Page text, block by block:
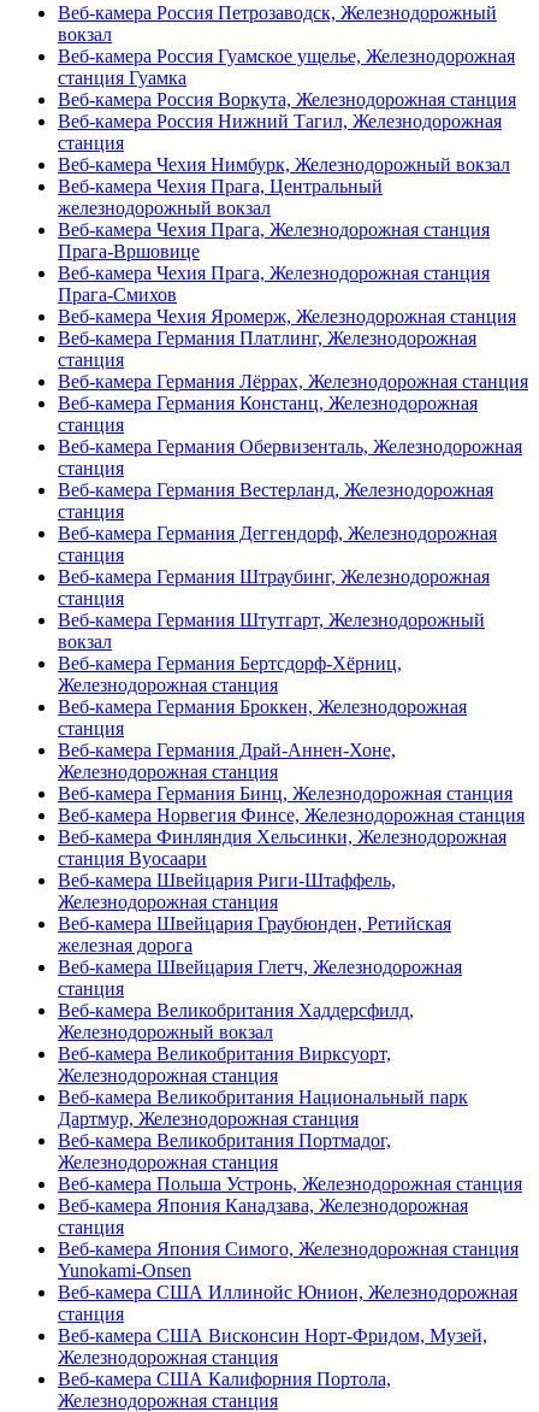
Веб-камера Россия Петрозаводск, Железнодорожный
вокзал
Веб-камера Россия Гуамское ущелье, Железнодорожная
станция Гуамка
Веб-камера Россия Воркута, Железнодорожная станция
Веб-камера Россия Нижний Тагил, Железнодорожная
станция
Веб-камера Чехия Нимбурк, Железнодорожный вокзал
Веб-камера Чехия Прага, Центральный
железнодорожный вокзал
Веб-камера Чехия Прага, Железнодорожная станция
Прага-Вршовице
Веб-камера Чехия Прага, Железнодорожная станция
Прага-Смихов
Веб-камера Чехия Яромерж, Железнодорожная станция
Веб-камера Германия Платлинг, Железнодорожная
станция
Веб-камера Германия Лёррах, Железнодорожная станция
Веб-камера Германия Констанц, Железнодорожная
станция
Веб-камера Германия Обервизенталь, Железнодорожная
станция
Веб-камера Германия Вестерланд, Железнодорожная
станция
Веб-камера Германия Деггендорф, Железнодорожная
станция
Веб-камера Германия Штраубинг, Железнодорожная
станция
Веб-камера Германия Штутгарт, Железнодорожный
вокзал
Веб-камера Германия Бертсдорф-Хёрниц,
Железнодорожная станция
Веб-камера Германия Броккен, Железнодорожная
станция
Веб-камера Германия Драй-Аннен-Хоне,
Железнодорожная станция
Веб-камера Германия Бинц, Железнодорожная станция
Веб-камера Норвегия Финсе, Железнодорожная станция
Веб-камера Финляндия Хельсинки, Железнодорожная
станция Вуосаари
Веб-камера Швейцария Риги-Штаффель,
Железнодорожная станция
Веб-камера Швейцария Граубюнден, Ретийская
железная дорога
Веб-камера Швейцария Глетч, Железнодорожная
станция
Веб-камера Великобритания Хаддерсфилд,
Железнодорожный вокзал
Веб-камера Великобритания Вирксуорт,
Железнодорожная станция
Веб-камера Великобритания Национальный парк
Дартмур, Железнодорожная станция
Веб-камера Великобритания Портмадог,
Железнодорожная станция
Веб-камера Польша Устронь, Железнодорожная станция
Веб-камера Япония Канадзава, Железнодорожная
станция
Веб-камера Япония Симого, Железнодорожная станция
Yunokami-Onsen
Веб-камера США Иллинойс Юнион, Железнодорожная
станция
Веб-камера США Висконсин Норт-Фридом, Музей,
Железнодорожная станция
Веб-камера США Калифорния Портола,
Железнодорожная станция